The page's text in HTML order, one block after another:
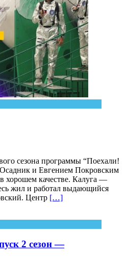
сезона программы “Поехали!
и Евгением Покровским
хорошем качестве. Калуга —
жил и работал выдающийся
Центр […]
2 сезон —